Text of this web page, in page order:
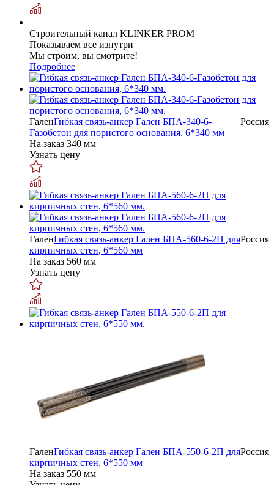
Строительный канал KLINKER PROM
Показываем все изнутри
Мы строим, вы смотрите!
Подробнее
Гален Россия
Гибкая связь-анкер Гален БПА-340-6-
Газобетон для пористого основания, 6*340 мм
На заказ 340 мм
Узнать цену
Гален Россия
Гибкая связь-анкер Гален БПА-560-6-2П для
кирпичных стен, 6*560 мм
На заказ 560 мм
Узнать цену
Гален Россия
Гибкая связь-анкер Гален БПА-550-6-2П для
кирпичных стен, 6*550 мм
На заказ 550 мм